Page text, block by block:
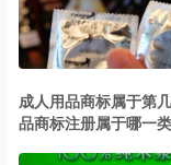
成人用品商标属于第
品商标注册属于哪一